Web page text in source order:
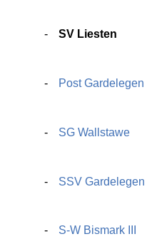
SV Liesten
Post Gardelegen
SG Wallstawe
SSV Gardelegen
S-W Bismark III